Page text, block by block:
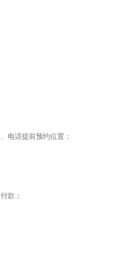
电话提前预约位置；
款；